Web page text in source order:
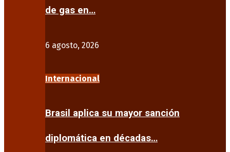
de gas en…
6 agosto, 2026
Internacional
Brasil aplica su mayor sanción
diplomática en décadas…